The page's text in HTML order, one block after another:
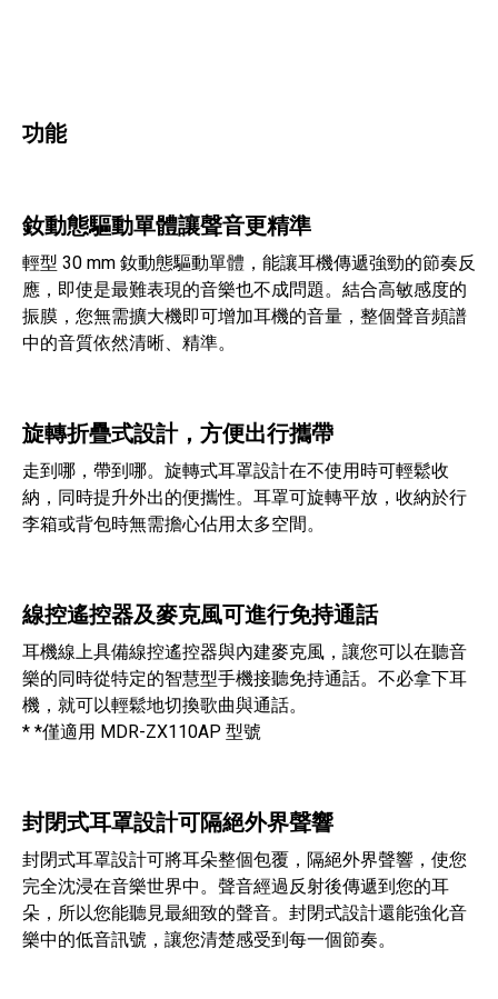
功能
釹動態驅動單體讓聲音更精準
輕型 30 mm 釹動態驅動單體，能讓耳機傳遞強勁的節奏反
應，即使是最難表現的音樂也不成問題。結合高敏感度的
振膜，您無需擴大機即可增加耳機的音量，整個聲音頻譜
中的音質依然清晰、精準。
旋轉折疊式設計，方便出行攜帶
走到哪，帶到哪。旋轉式耳罩設計在不使用時可輕鬆收
納，同時提升外出的便攜性。耳罩可旋轉平放，收納於行
李箱或背包時無需擔心佔用太多空間。
線控遙控器及麥克風可進行免持通話
耳機線上具備線控遙控器與內建麥克風，讓您可以在聽音
樂的同時從特定的智慧型手機接聽免持通話。不必拿下耳
機，就可以輕鬆地切換歌曲與通話。
* *僅適用 MDR-ZX110AP 型號
封閉式耳罩設計可隔絕外界聲響
封閉式耳罩設計可將耳朵整個包覆，隔絕外界聲響，使您
完全沈浸在音樂世界中。聲音經過反射後傳遞到您的耳
朵，所以您能聽見最細致的聲音。封閉式設計還能強化音
樂中的低音訊號，讓您清楚感受到每一個節奏。